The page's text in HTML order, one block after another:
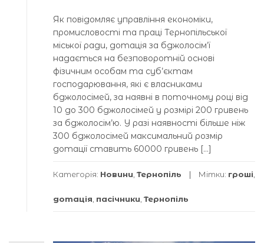
Як повідомляє управління економіки,
промисловості та праці Тернопільської
міської ради, дотація за бджолосім’ї
надається на безповоротній основі
фізичним особам та суб’єктам
господарювання, які є власниками
бджолосімей, за наявні в поточному році від
10 до 300 бджолосімей у розмірі 200 гривень
за бджолосім’ю. У разі наявності більше ніж
300 бджолосімей максимальний розмір
дотації ставить 60000 гривень […]
Категорія: Новини, Тернопіль Мітки: гроші,
дотація, пасічники, Тернопіль